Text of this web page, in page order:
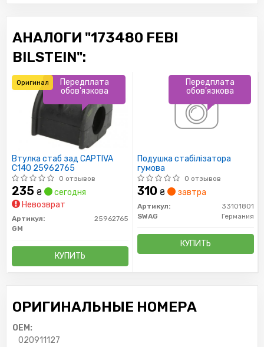
АНАЛОГИ "173480 FEBI
BILSTEIN":
Втулка стаб зад CAPTIVA
C140 25962765
0 отзывов
235 ₴
сегодня
Невозврат
Артикул:
25962765
GM
КУПИТЬ
Передплата
обов'язкова
Оригинал
Подушка стабілізатора
гумова
0 отзывов
310 ₴ завтра
Артикул:
33101801
SWAG
Германия
КУПИТЬ
Передплата
обов'язкова
ОРИГИНАЛЬНЫЕ НОМЕРА
OEM:
020911127